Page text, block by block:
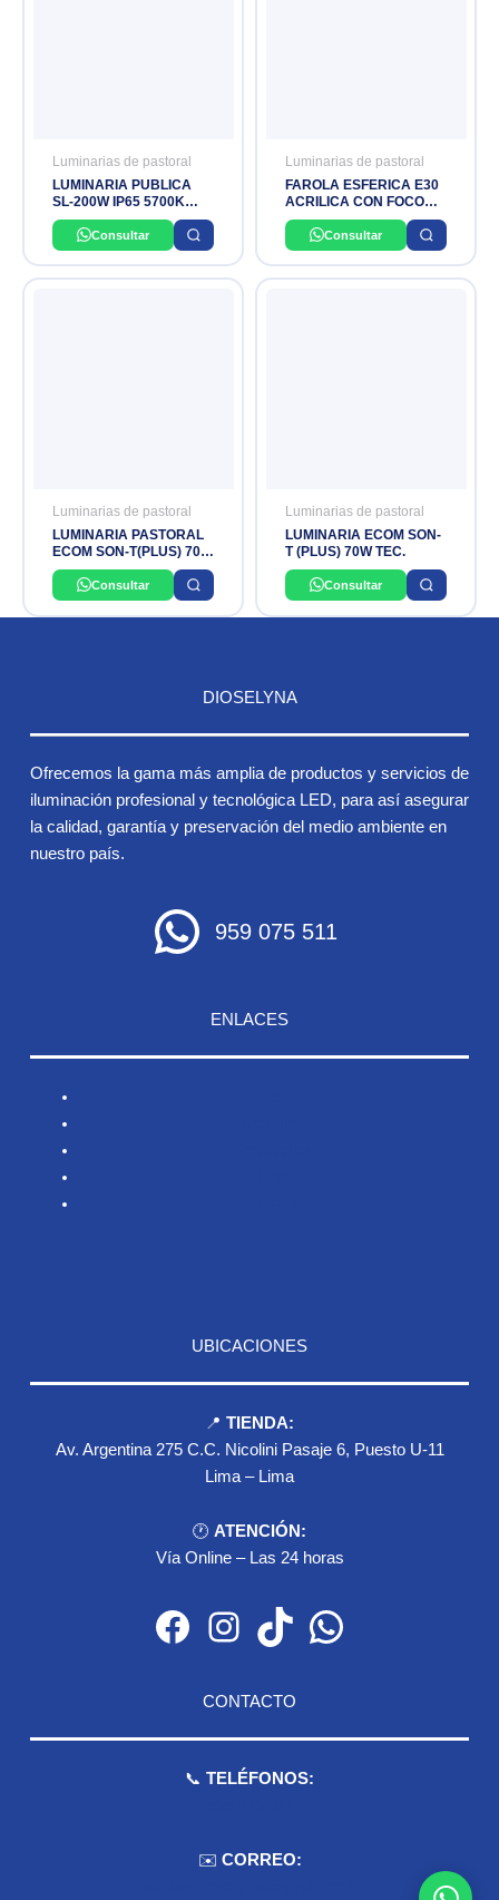
Luminarias de pastoral
LUMINARIA PUBLICA
SL-200W IP65 5700K
100-240V MACROLED
Consultar
Luminarias de pastoral
FAROLA ESFERICA E30
ACRILICA CON FOCO
LEDBulb 40W 6500K
220-240V A130 AR
PHILIPS
Consultar
Luminarias de pastoral
LUMINARIA PASTORAL
ECOM SON-T(PLUS) 70W
PHILIPS
Consultar
Luminarias de pastoral
LUMINARIA ECOM SON-
T (PLUS) 70W TEC.
Consultar
DIOSELYNA
Ofrecemos la gama más amplia de productos y servicios de
iluminación profesional y tecnológica LED, para así asegurar
la calidad, garantía y preservación del medio ambiente en
nuestro país.
959 075 511
ENLACES
UBICACIONES
📍 TIENDA:
Av. Argentina 275 C.C. Nicolini Pasaje 6, Puesto U-11
Lima – Lima
🕐 ATENCIÓN:
Vía Online – Las 24 horas
Facebook Instagram TikTok WhatsApp
CONTACTO
📞 TELÉFONOS:
✉️ CORREO: